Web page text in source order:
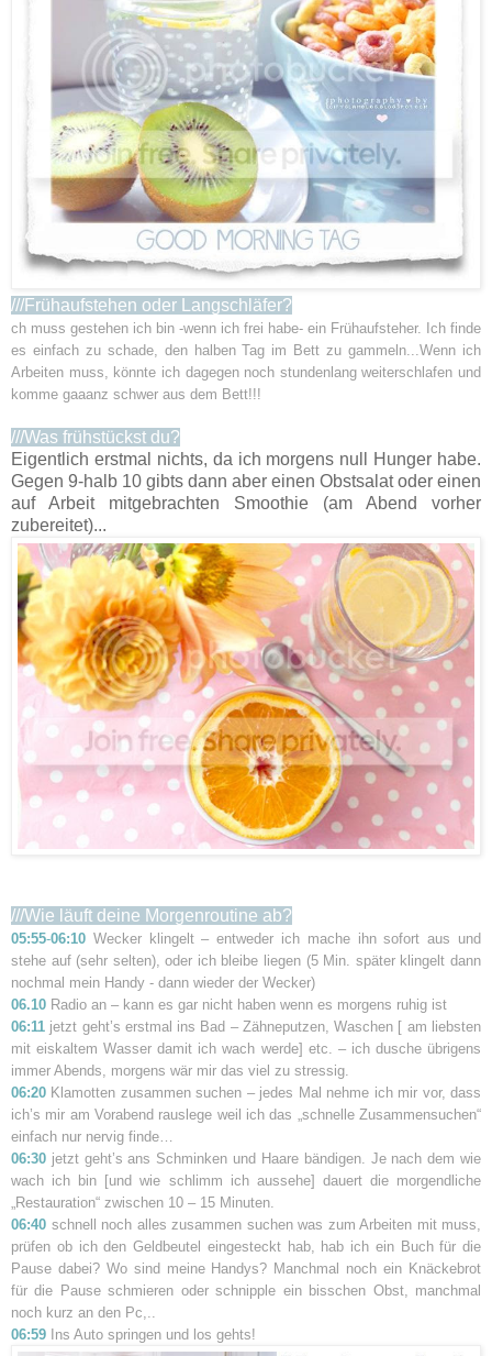
///Frühaufstehen oder Langschläfer?
ch muss gestehen ich bin -wenn ich frei habe- ein Frühaufsteher. Ich finde
es einfach zu schade, den halben Tag im Bett zu gammeln...Wenn ich
Arbeiten muss, könnte ich dagegen noch stundenlang weiterschlafen und
komme gaaanz schwer aus dem Bett!!!
///Was frühstückst du?
Eigentlich erstmal nichts, da ich morgens null Hunger habe.
Gegen 9-halb 10 gibts dann aber einen Obstsalat oder einen
auf Arbeit mitgebrachten Smoothie (am Abend vorher
zubereitet)...
///Wie läuft deine Morgenroutine ab?
05:55-06:10 Wecker klingelt – entweder ich mache ihn sofort aus und
stehe auf (sehr selten), oder ich bleibe liegen (5 Min. später klingelt dann
nochmal mein Handy - dann wieder der Wecker)
06.10 Radio an – kann es gar nicht haben wenn es morgens ruhig ist
06:11 jetzt geht’s erstmal ins Bad – Zähneputzen, Waschen [ am liebsten
mit eiskaltem Wasser damit ich wach werde] etc. – ich dusche übrigens
immer Abends, morgens wär mir das viel zu stressig.
06:20 Klamotten zusammen suchen – jedes Mal nehme ich mir vor, dass
ich’s mir am Vorabend rauslege weil ich das „schnelle Zusammensuchen“
einfach nur nervig finde…
06:30 jetzt geht’s ans Schminken und Haare bändigen. Je nach dem wie
wach ich bin [und wie schlimm ich aussehe] dauert die morgendliche
„Restauration“ zwischen 10 – 15 Minuten.
06:40 schnell noch alles zusammen suchen was zum Arbeiten mit muss,
prüfen ob ich den Geldbeutel eingesteckt hab, hab ich ein Buch für die
Pause dabei? Wo sind meine Handys? Manchmal noch ein Knäckebrot
für die Pause schmieren oder schnipple ein bisschen Obst, manchmal
noch kurz an den Pc,..
06:59 Ins Auto springen und los gehts!